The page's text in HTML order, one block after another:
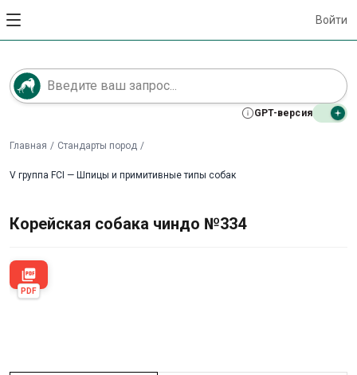
Войти
GPT-версия
Главная / Стандарты пород /
V группа FCI — Шпицы и примитивные типы собак
Корейская собака чиндо №334
picture_as_pdf
PDF